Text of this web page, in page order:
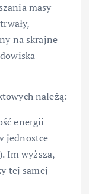
masy
na skrajne
należą:
energii
jednostce
Im wyższa,
tej samej